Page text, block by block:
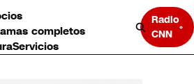
completos
Servicios
Radio
CNN